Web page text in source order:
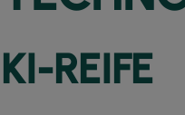
KI-REIFE